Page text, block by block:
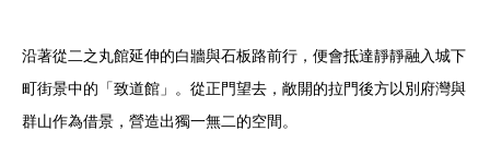
沿著從二之丸館延伸的白牆與石板路前行，便會抵達靜靜融入城下
町街景中的「致道館」。從正門望去，敞開的拉門後方以別府灣與
群山作為借景，營造出獨一無二的空間。